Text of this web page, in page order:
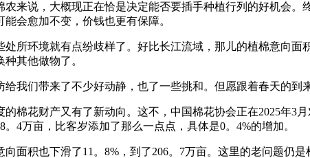
说，大概现正在恰是决定能否要插手种植行列的好机会。
会愈加不变，价钱也更有保障。
环境就有点纷歧样了。好比长江流域，那儿的植棉意向面
其他做物了。
们带来了不少好动静，也了一些挑和。但愿跟着春天的到
花财产又有了新动向。这不，中国棉花协会正在2025年3
4万亩，比客岁添加了那么一点点，具体是0。4%的增加。
积也下滑了11。8%，到了206。7万亩。这里的老问题仍是